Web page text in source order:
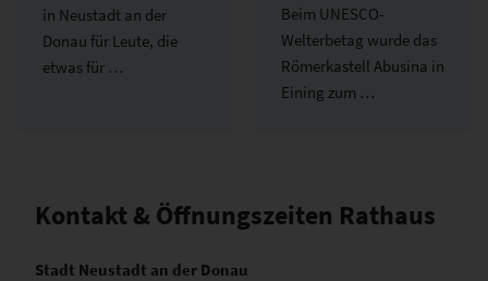
in Neustadt an der
Donau für Leute, die
etwas für …
Beim UNESCO-
Welterbetag wurde das
Römerkastell Abusina in
Eining zum …
Kontakt & Öffnungszeiten Rathaus
Stadt Neustadt an der Donau